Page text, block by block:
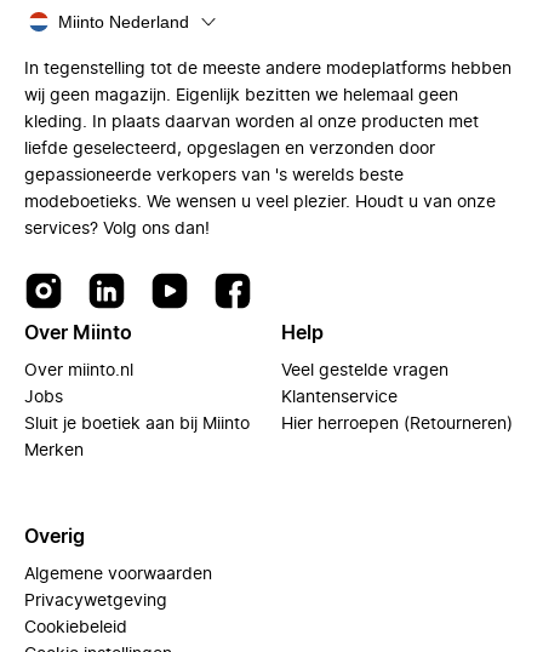
Miinto Nederland
In tegenstelling tot de meeste andere modeplatforms hebben
wij geen magazijn. Eigenlijk bezitten we helemaal geen
kleding. In plaats daarvan worden al onze producten met
liefde geselecteerd, opgeslagen en verzonden door
gepassioneerde verkopers van 's werelds beste
modeboetieks. We wensen u veel plezier. Houdt u van onze
services? Volg ons dan!
Over Miinto
Over miinto.nl
Jobs
Sluit je boetiek aan bij Miinto
Merken
Help
Veel gestelde vragen
Klantenservice
Hier herroepen (Retourneren)
Overig
Algemene voorwaarden
Privacywetgeving
Cookiebeleid